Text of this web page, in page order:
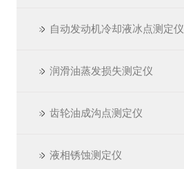
自动发动机冷却液冰点测定仪
润滑油蒸发损失测定仪
齿轮油成沟点测定仪
液相锈蚀测定仪